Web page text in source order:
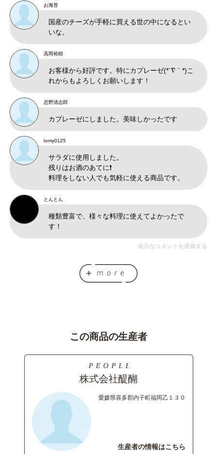
お海苔
国産のチーズが手軽に買える世の中になるとい
いな。
高岡裕樹
お客様から好評です。特にカプレーゼ(*´∇｀*)こ
れからもよろしくお願いします！
忌野清志郎
カプレーゼにしました。美味しかったです
tomy0125
サラダに使用しました。
残りはお酒のあてに❗
料理をしない人でも気軽に使える商品です。
とんとん
種類豊富で、様々な料理に使えてよかったで
す！
違法なコメントを通報する
この商品の生産者
株式会社醍醐
愛媛県喜多郡内子町福岡乙１３０
生産者の情報はこちら